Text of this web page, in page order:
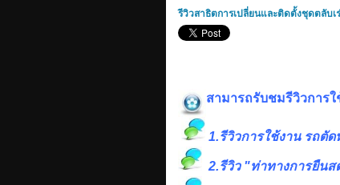
รีวิวสาธิตการเปลี่ยนและติดตั้งชุดตลับเ
สามารถรับชมรีวิวการ
1.รีวิวการใช้งาน รถตั
2.รีวิว "ท่าทางการยืน